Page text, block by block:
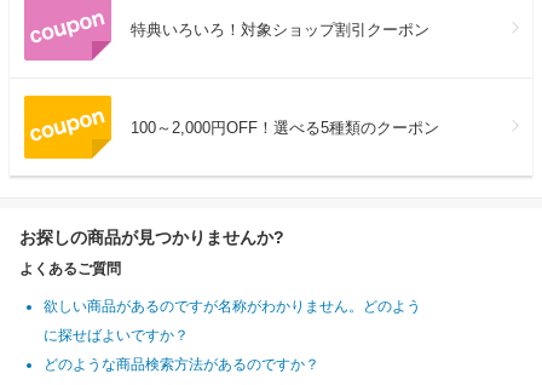
特典いろいろ！対象ショップ割引クーポン
100～2,000円OFF！選べる5種類のクーポン
お探しの商品が見つかりませんか?
よくあるご質問
欲しい商品があるのですが名称がわかりません。どのよう
に探せばよいですか？
どのような商品検索方法があるのですか？